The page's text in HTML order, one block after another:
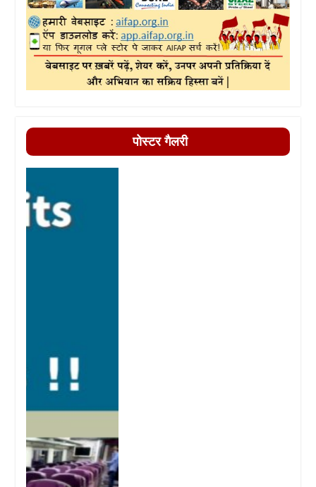
पोस्टर गैलरी